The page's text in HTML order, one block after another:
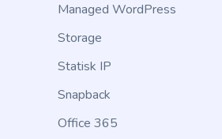
Managed WordPress
Storage
Statisk IP
Snapback
Office 365